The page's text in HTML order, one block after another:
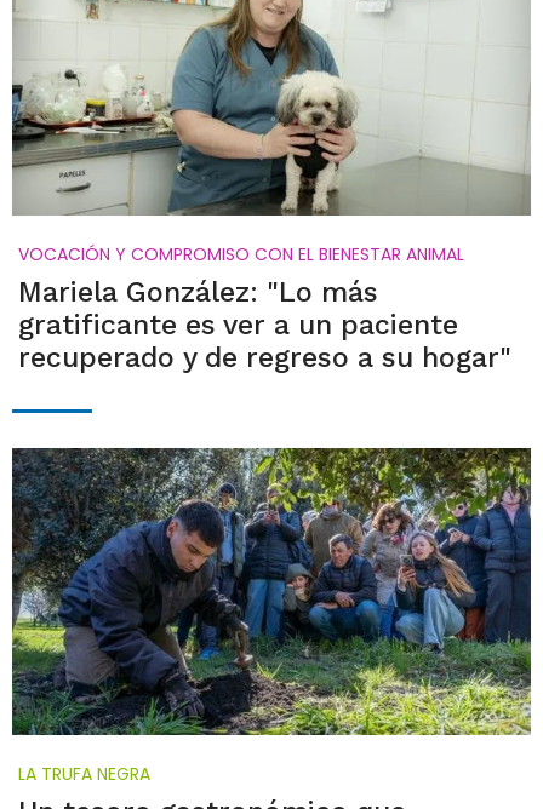
VOCACIÓN Y COMPROMISO CON EL BIENESTAR ANIMAL
Mariela González: "Lo más
gratificante es ver a un paciente
recuperado y de regreso a su hogar"
LA TRUFA NEGRA